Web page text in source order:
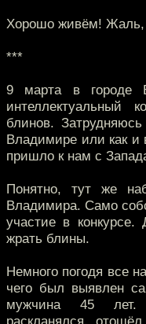
Хорошо живём! Жаль,
***
9 марта в городе
интеллектуальный
блинов.
Владимире или как и
пришло к нам с
Понятно, тут же
Владимира. Само
участие в
жрать блины.
Немного погодя все
чего был выявлен
мужчина 45